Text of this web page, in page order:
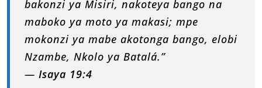
bakonzi ya Misiri, nakoteya bango na
maboko ya moto ya makasi; mpe
mokonzi ya mabe akotonga bango, elobi
Nzambe, Nkolo ya Batalá.”
— Isaya 19:4